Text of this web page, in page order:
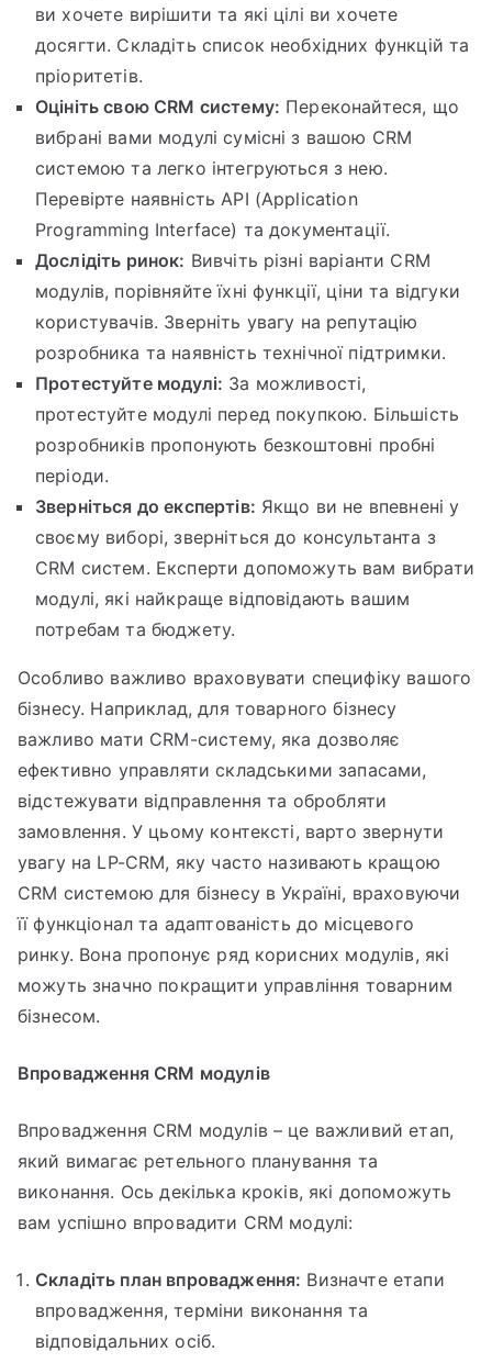
ви хочете вирішити та які цілі ви хочете
досягти. Складіть список необхідних функцій та
пріоритетів.
Оцініть свою CRM систему: Переконайтеся, що
вибрані вами модулі сумісні з вашою CRM
системою та легко інтегруються з нею.
Перевірте наявність API (Application
Programming Interface) та документації.
Дослідіть ринок: Вивчіть різні варіанти CRM
модулів, порівняйте їхні функції, ціни та відгуки
користувачів. Зверніть увагу на репутацію
розробника та наявність технічної підтримки.
Протестуйте модулі: За можливості,
протестуйте модулі перед покупкою. Більшість
розробників пропонують безкоштовні пробні
періоди.
Зверніться до експертів: Якщо ви не впевнені у
своєму виборі, зверніться до консультанта з
CRM систем. Експерти допоможуть вам вибрати
модулі, які найкраще відповідають вашим
потребам та бюджету.
Особливо важливо враховувати специфіку вашого
бізнесу. Наприклад, для товарного бізнесу
важливо мати CRM-систему, яка дозволяє
ефективно управляти складськими запасами,
відстежувати відправлення та обробляти
замовлення. У цьому контексті, варто звернути
увагу на LP-CRM, яку часто називають кращою
CRM системою для бізнесу в Україні, враховуючи
її функціонал та адаптованість до місцевого
ринку. Вона пропонує ряд корисних модулів, які
можуть значно покращити управління товарним
бізнесом.
Впровадження CRM модулів
Впровадження CRM модулів – це важливий етап,
який вимагає ретельного планування та
виконання. Ось декілька кроків, які допоможуть
вам успішно впровадити CRM модулі:
Складіть план впровадження: Визначте етапи
впровадження, терміни виконання та
відповідальних осіб.